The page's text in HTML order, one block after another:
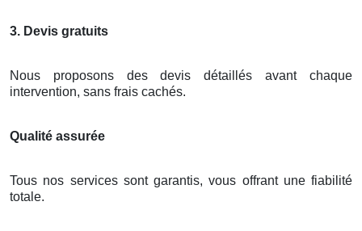
3. Devis gratuits
Nous proposons des devis détaillés avant chaque
intervention, sans frais cachés.
Qualité assurée
Tous nos services sont garantis, vous offrant une fiabilité
totale.